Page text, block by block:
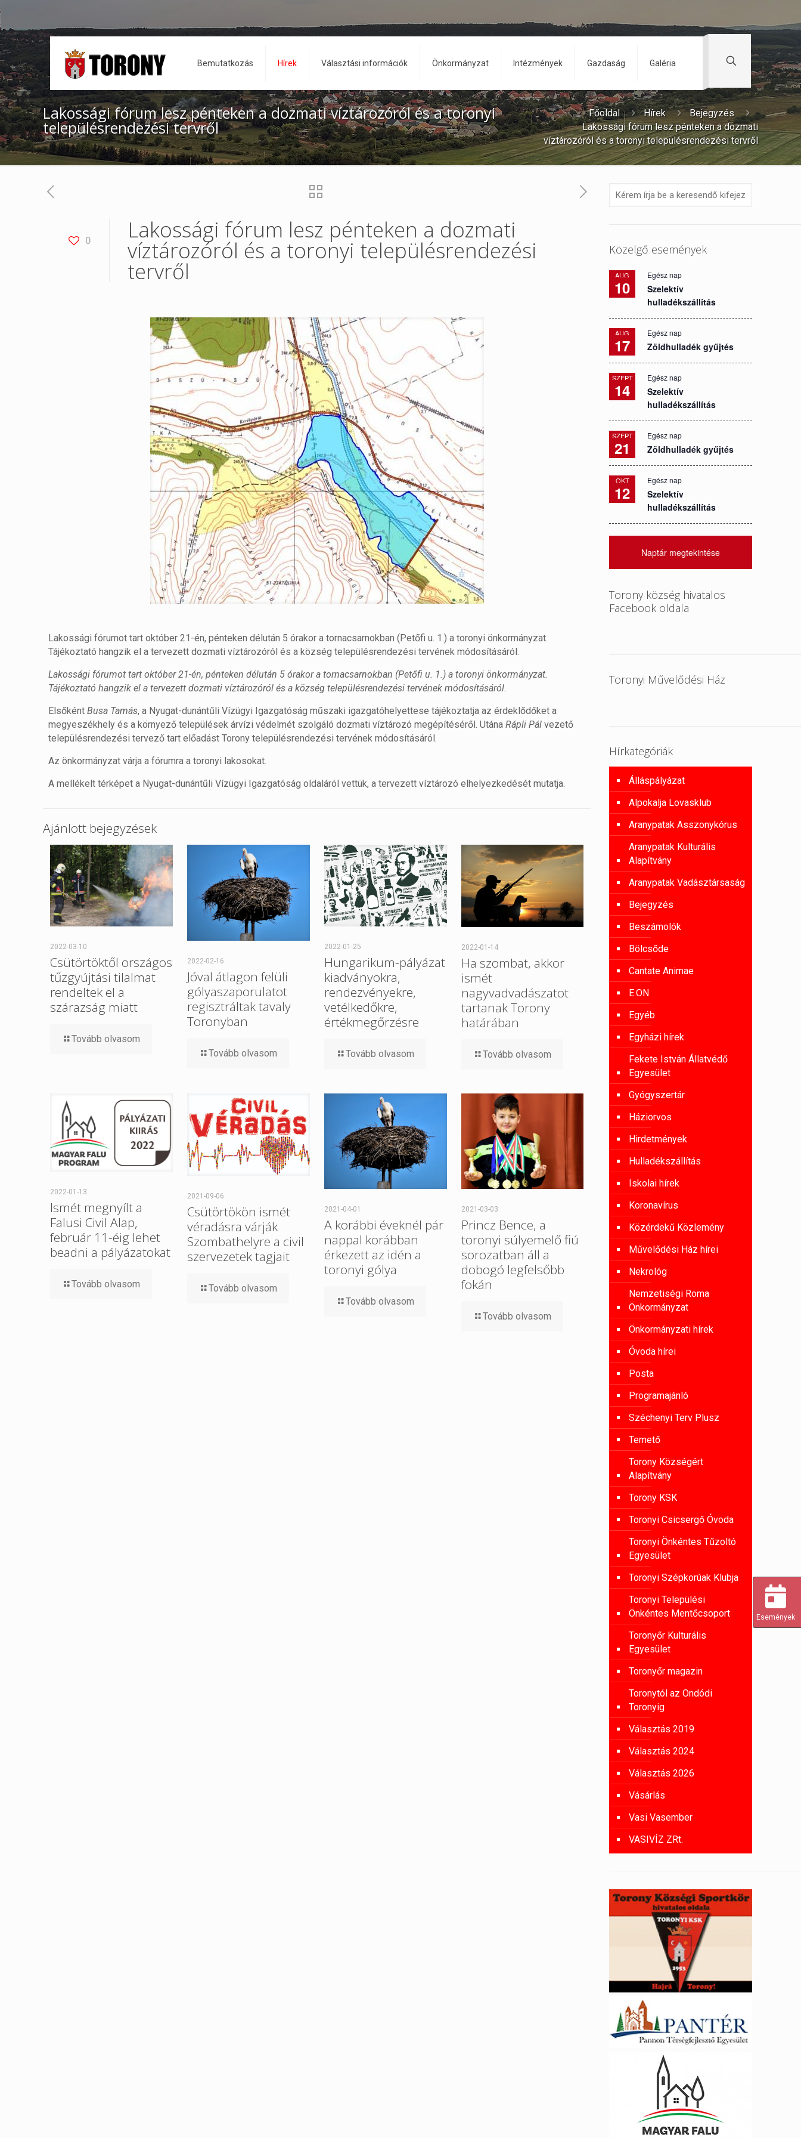
Bemutatkozás Hírek Választási információk Önkormányzat Intézmények Gazdaság Galéria
Lakossági fórum lesz pénteken a dozmati víztározóról és a toronyi
településrendezési tervről
Főoldal Hírek
Bejegyzés
Lakossági fórum lesz pénteken a dozmati
víztározóról és a toronyi településrendezési tervről
0 Lakossági fórum lesz pénteken a dozmati
víztározóról és a toronyi településrendezési
tervről
Lakossági fórumot tart október 21-én, pénteken délután 5 órakor a tornacsarnokban (Petőfi u. 1.) a toronyi önkormányzat.
Tájékoztató hangzik el a tervezett dozmati víztározóról és a község településrendezési tervének módosításáról.
Lakossági fórumot tart október 21-én, pénteken délután 5 órakor a tornacsarnokban (Petőfi u. 1.) a toronyi önkormányzat.
Tájékoztató hangzik el a tervezett dozmati víztározóról és a község településrendezési tervének módosításáról.
ElsőkéntBusa Tamás, a Nyugat-dunántűli Vízügyi Igazgatóság műszaki igazgatóhelyettese tájékoztatja az érdeklődőket a
megyeszékhely és a környező települések árvízi védelmét szolgáló dozmati víztározó megépítéséről. UtánaRápli Pál vezető
településrendezési tervező tart előadást Torony településrendezési tervének módosításáról.
Az önkormányzat várja a fórumra a toronyi lakosokat.
A mellékelt térképet a Nyugat-dunántűli Vízügyi Igazgatóság oldaláról vettük, a tervezett víztározó elhelyezkedését mutatja.
Ajánlott bejegyzések
2022-03-10
Csütörtöktől országos
tűzgyújtási tilalmat
rendeltek el a
szárazság miatt
Tovább olvasom
2022-02-16
Jóval átlagon felüli
gólyaszaporulatot
regisztráltak tavaly
Toronyban
Tovább olvasom
2022-01-25
Hungarikum-pályázat
kiadványokra,
rendezvényekre,
vetélkedőkre,
értékmegőrzésre
Tovább olvasom
2022-01-14
Ha szombat, akkor
ismét
nagyvadvadászatot
tartanak Torony
határában
Tovább olvasom
2022-01-13
Ismét megnyílt a
Falusi Civil Alap,
február 11-éig lehet
beadni a pályázatokat
Tovább olvasom
2021-09-06
Csütörtökön ismét
véradásra várják
Szombathelyre a civil
szervezetek tagjait
Tovább olvasom
2021-04-01
A korábbi éveknél pár
nappal korábban
érkezett az idén a
toronyi gólya
Tovább olvasom
2021-03-03
Princz Bence, a
toronyi súlyemelő fiú
sorozatban áll a
dobogó legfelsőbb
fokán
Tovább olvasom
Közelgő események
AUG
10
Egész nap
Szelektív
hulladékszállítás
AUG
17
Egész nap
Zöldhulladék gyűjtés
SZEPT
14
Egész nap
Szelektív
hulladékszállítás
SZEPT
21
Egész nap
Zöldhulladék gyűjtés
OKT
12
Egész nap
Szelektív
hulladékszállítás
Naptár megtekintése
Torony község hivatalos
Facebook oldala
Toronyi Művelődési Ház
Hírkategóriák
Álláspályázat
Alpokalja Lovasklub
Aranypatak Asszonykórus
Aranypatak Kulturális
Alapítvány
Aranypatak Vadásztársaság
Bejegyzés
Beszámolók
Bölcsőde
Cantate Animae
E.ON
Egyéb
Egyházi hírek
Fekete István Állatvédő
Egyesület
Gyógyszertár
Háziorvos
Hirdetmények
Hulladékszállítás
Iskolai hírek
Koronavírus
Közérdekű Közlemény
Művelődési Ház hírei
Nekrológ
Nemzetiségi Roma
Önkormányzat
Önkormányzati hírek
Óvoda hírei
Posta
Programajánló
Széchenyi Terv Plusz
Temető
Torony Községért
Alapítvány
Torony KSK
Toronyi Csicsergő Óvoda
Toronyi Önkéntes Tűzoltó
Egyesület
Toronyi Szépkorúak Klubja
Toronyi Települési
Önkéntes Mentőcsoport
Toronyőr Kulturális
Egyesület
Toronyőr magazin
Toronytól az Ondódi
Toronyig
Választás 2019
Választás 2024
Választás 2026
Vásárlás
Vasi Vasember
VASIVÍZ ZRt.
Események